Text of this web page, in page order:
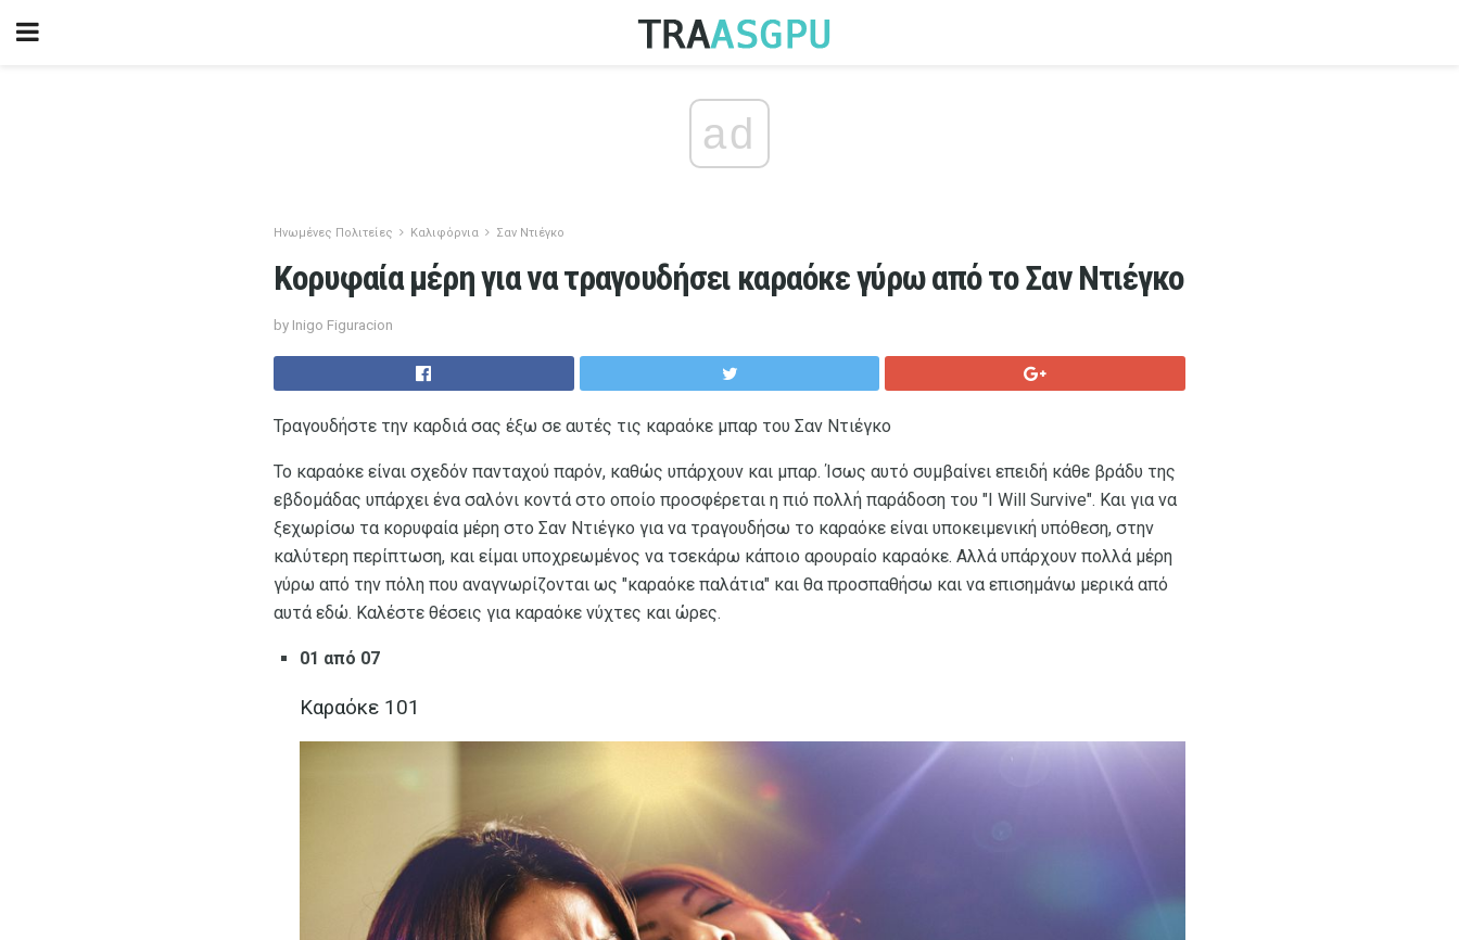
ad
Ηνωμένες Πολιτείες Καλιφόρνια Σαν Ντιέγκο
Κορυφαία μέρη για να τραγουδήσει καραόκε γύρω από το Σαν Ντιέγκο
by Inigo Figuracion
Τραγουδήστε την καρδιά σας έξω σε αυτές τις καραόκε μπαρ του Σαν Ντιέγκο
Το καραόκε είναι σχεδόν πανταχού παρόν, καθώς υπάρχουν και μπαρ. Ίσως αυτό συμβαίνει επειδή κάθε βράδυ της
εβδομάδας υπάρχει ένα σαλόνι κοντά στο οποίο προσφέρεται η πιό πολλή παράδοση του "I Will Survive". Και για να
ξεχωρίσω τα κορυφαία μέρη στο Σαν Ντιέγκο για να τραγουδήσω το καραόκε είναι υποκειμενική υπόθεση, στην
καλύτερη περίπτωση, και είμαι υποχρεωμένος να τσεκάρω κάποιο αρουραίο καραόκε. Αλλά υπάρχουν πολλά μέρη
γύρω από την πόλη που αναγνωρίζονται ως "καραόκε παλάτια" και θα προσπαθήσω και να επισημάνω μερικά από
αυτά εδώ. Καλέστε θέσεις για καραόκε νύχτες και ώρες.
01 από 07
Καραόκε 101